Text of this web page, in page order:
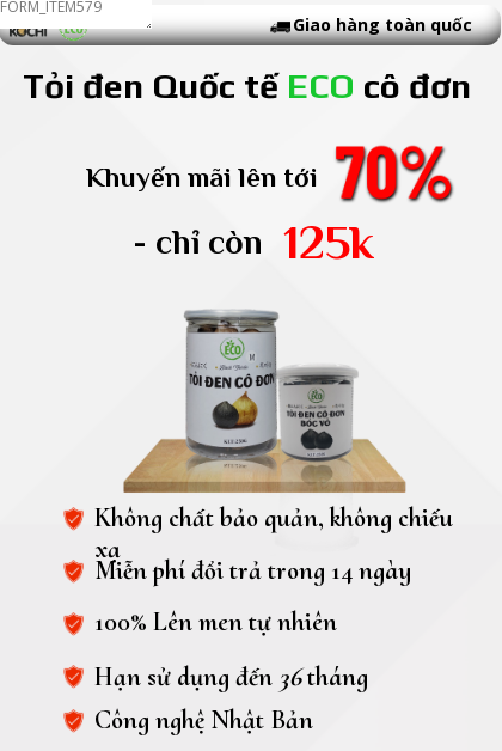
Tỏi đen Quốc tế ECO cô đơn
- chỉ còn
Khuyến mãi lên tới 70%
Giao hàng toàn quốc
Không chất bảo quản, không chiếu
xạ
Miễn phí đổi trả trong 14 ngày
100% Lên men tự nhiên
Công nghệ Nhật Bản
Hạn sử dụng đến 36tháng
125k